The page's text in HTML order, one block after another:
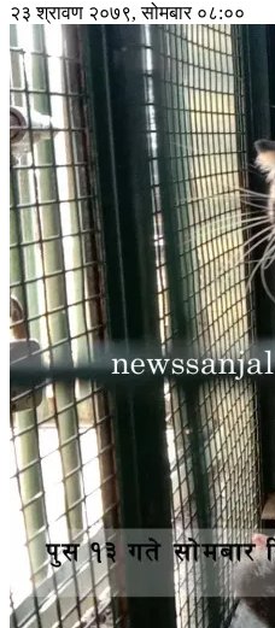
२३ श्रावण २०७९, सोमबार ०८:००